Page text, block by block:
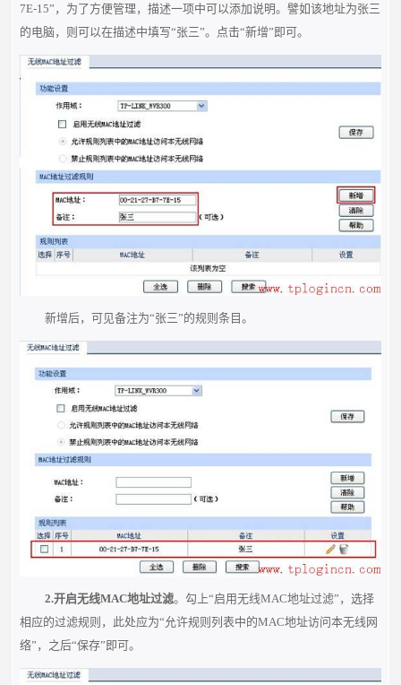
7E-15”，为了方便管理，描述一项中可以添加说明。譬如该地址为张三
的电脑，则可以在描述中填写“张三”。点击“新增”即可。
新增后，可见备注为“张三”的规则条目。
2.开启无线MAC地址过滤。勾上“启用无线MAC地址过滤”，选择
相应的过滤规则，此处应为“允许规则列表中的MAC地址访问本无线网
络”，之后“保存”即可。